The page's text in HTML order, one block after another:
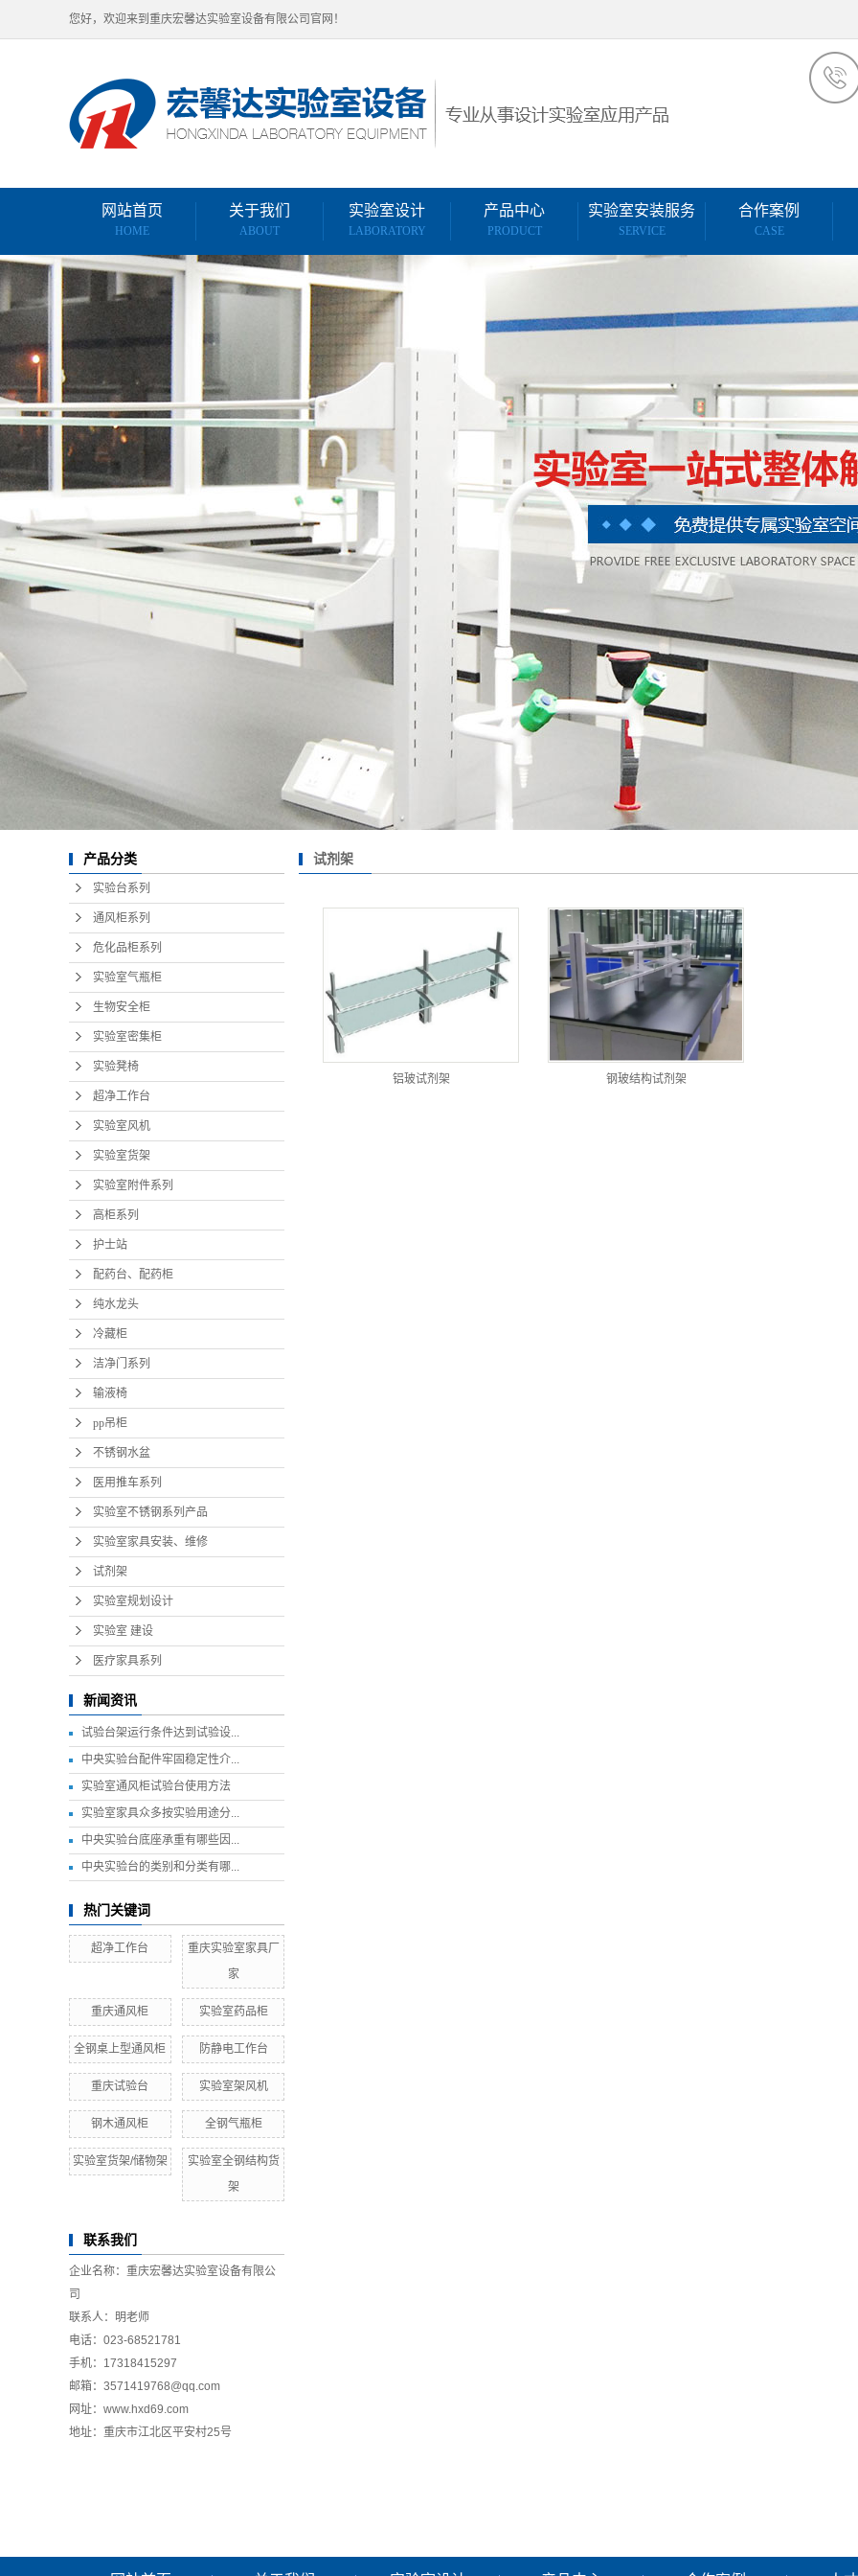
您好，欢迎来到重庆宏馨达实验室设备有限公司官网！
网站首页
HOME
关于我们
ABOUT
实验室设计
LABORATORY
重庆周边污水定制工程
实验室特殊供气设计
实验室纯水供应系统设
实验室装饰装修设计
实验室仪器摆放布置
实验室家具布置
实验室平面规划
实验室给排水设计
实验室电气系统设计
实验室暖通设计
实验室废水系统设计
产品中心
PRODUCT
实验台系列
危化品柜系列
生物安全柜
实验室密集柜
超净工作台
实验室风机
实验室货架
实验室附件系列
护士站
配药台、配药柜
纯水龙头
冷藏柜
洁净门系列
输液椅
pp吊柜
不锈钢水盆
实验室不锈钢系列产品
试剂架
实验室规划设计
实验室 建设
医疗家具系列
实验室安装服务
SERVICE
安装售后服务
实验室维保维修服务
合作案例
CASE
产品分类
实验台系列
通风柜系列
危化品柜系列
实验室气瓶柜
生物安全柜
实验室密集柜
实验凳椅
超净工作台
实验室风机
实验室货架
实验室附件系列
高柜系列
护士站
配药台、配药柜
纯水龙头
冷藏柜
洁净门系列
输液椅
pp吊柜
不锈钢水盆
医用推车系列
实验室不锈钢系列产品
实验室家具安装、维修
试剂架
实验室规划设计
实验室 建设
医疗家具系列
新闻资讯
试验台架运行条件达到试验设...
中央实验台配件牢固稳定性介...
实验室通风柜试验台使用方法
实验室家具众多按实验用途分...
中央实验台底座承重有哪些因...
中央实验台的类别和分类有哪...
热门关键词
超净工作台
重庆实验室家具厂
家
重庆通风柜 实验室药品柜
全钢桌上型通风柜 防静电工作台
重庆试验台 实验室架风机
钢木通风柜 全钢气瓶柜
实验室货架/储物架
实验室全钢结构货
架
联系我们
企业名称：重庆宏馨达实验室设备有限公
司
联系人：明老师
电话：023-68521781
手机：17318415297
邮箱：3571419768@qq.com
网址：www.hxd69.com
地址：重庆市江北区平安村25号
试剂架
铝玻试剂架 钢玻结构试剂架